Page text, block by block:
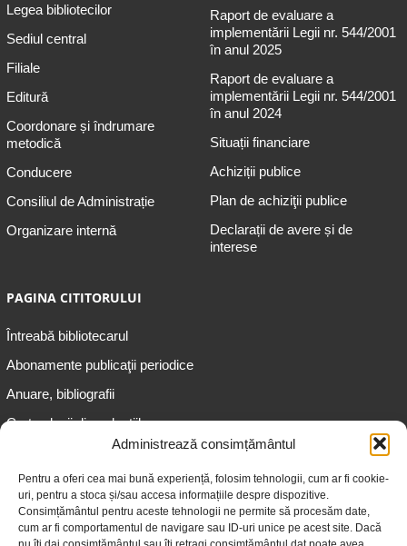
Administrează consimțământul
Pentru a oferi cea mai bună experiență, folosim tehnologii, cum ar fi cookie-
uri, pentru a stoca și/sau accesa informațiile despre dispozitive.
Consimțământul pentru aceste tehnologii ne permite să procesăm date,
cum ar fi comportamentul de navigare sau ID-uri unice pe acest site. Dacă
Legea bibliotecilor
Sediul central
Filiale
Editură
Coordonare și îndrumare
metodică
Conducere
Consiliul de Administrație
Organizare internă
Raport de evaluare a
implementării Legii nr. 544/2001
în anul 2025
Raport de evaluare a
implementării Legii nr. 544/2001
în anul 2024
Situații financiare
Achiziții publice
Plan de achiziţii publice
Declarații de avere și de
interese
PAGINA CITITORULUI
Întreabă bibliotecarul
Abonamente publicaţii periodice
Anuare, bibliografii
Cartea lunii din colecțiile
Informații pentru adolescenți
Informații pentru adulți